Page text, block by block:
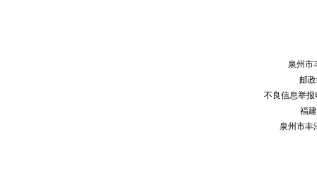
泉州市
邮
不良信息举报
福
泉州市丰